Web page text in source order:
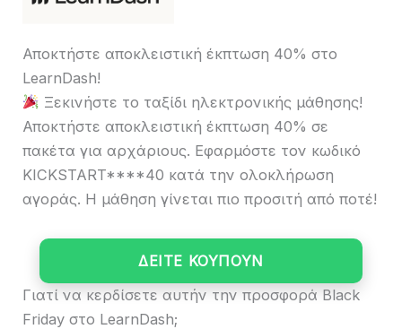
Αποκτήστε αποκλειστική έκπτωση 40% στο
LearnDash!
Ξεκινήστε το ταξίδι ηλεκτρονικής μάθησης!
Αποκτήστε αποκλειστική έκπτωση 40% σε
πακέτα για αρχάριους. Εφαρμόστε τον κωδικό
KICKSTART****40 κατά την ολοκλήρωση
αγοράς. Η μάθηση γίνεται πιο προσιτή από ποτέ!
ΔΕΙΤΕ ΚΟΥΠΟΥΝ
Γιατί να κερδίσετε αυτήν την προσφορά Black
Friday στο LearnDash;